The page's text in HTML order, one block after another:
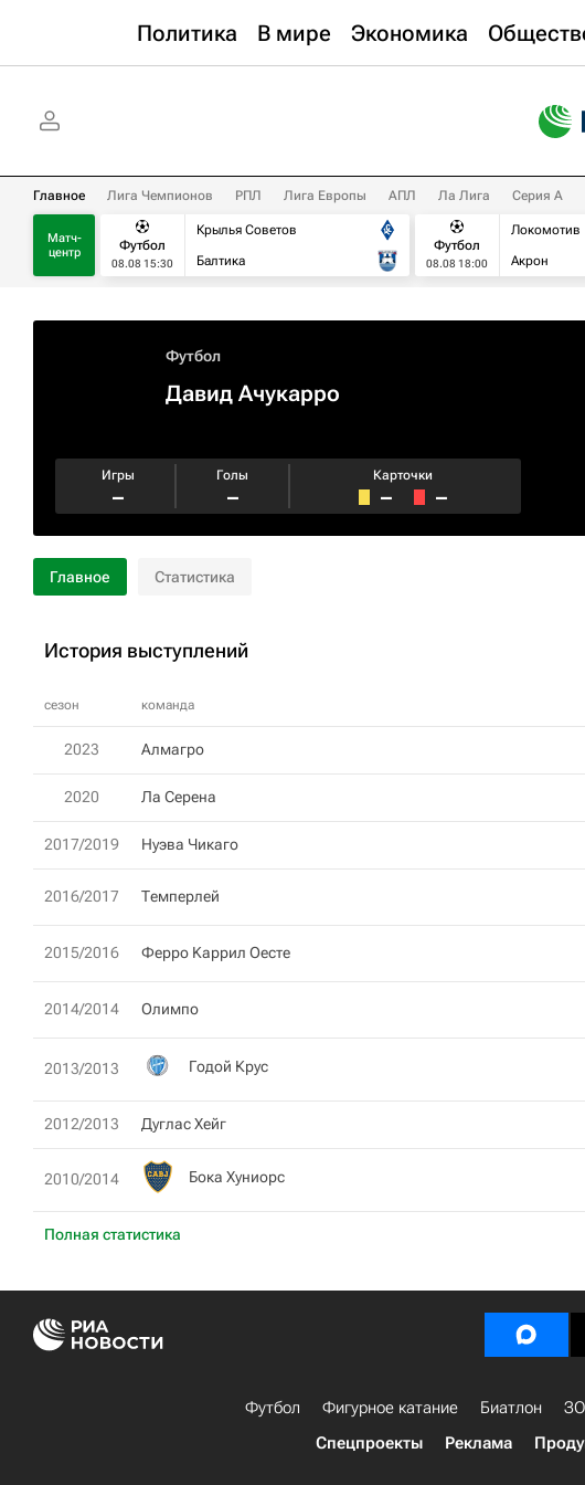
Политика В мире Экономика
Главное Лига Чемпионов РПЛ Лига Европы АПЛ Ла Лига Серия А
Матч-
центр
Футбол
08.08 15:30
Крылья Советов
Балтика
Футбол
08.08 18:00
Локомотив
Акрон
Футбол
Давид Ачукарро
Игры
–
Голы
–
Карточки
– –
Главное Статистика
История выступлений
сезон команда
Полная статистика
2023 Алмагро
2020 Ла Серена
2017/2019 Нуэва Чикаго
2016/2017 Темперлей
2015/2016 Ферро Kаррил Оесте
2014/2014 Олимпо
2013/2013 Годой Крус
2012/2013 Дуглас Хейг
2010/2014 Бока Хуниорс
Футбол Фигурное катание Биатлон
Спецпроекты
Реклама